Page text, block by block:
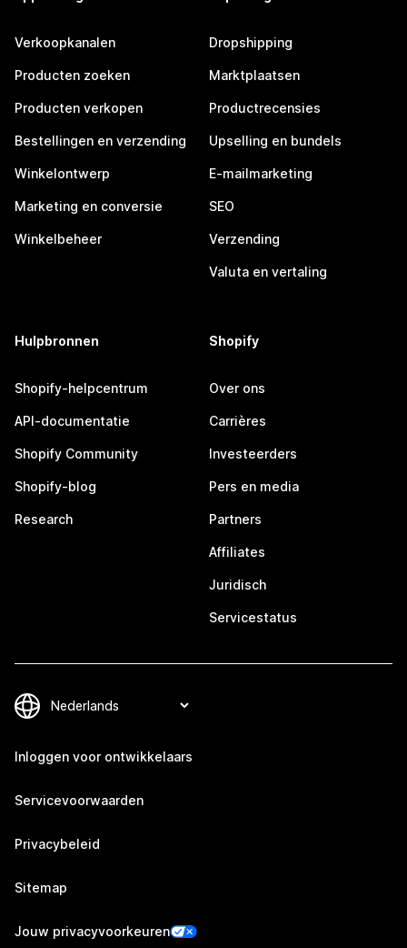
Verkoopkanalen
Producten zoeken
Producten verkopen
Bestellingen en verzending
Winkelontwerp
Marketing en conversie
Winkelbeheer
Dropshipping
Marktplaatsen
Productrecensies
Upselling en bundels
E-mailmarketing
SEO
Verzending
Valuta en vertaling
Hulpbronnen
Shopify-helpcentrum
API-documentatie
Shopify Community
Shopify-blog
Research
Shopify
Over ons
Carrières
Investeerders
Pers en media
Partners
Affiliates
Juridisch
Servicestatus
Inloggen voor ontwikkelaars
Servicevoorwaarden
Privacybeleid
Sitemap
Jouw privacyvoorkeuren